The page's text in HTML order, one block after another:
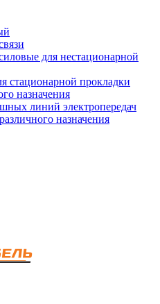
для нестационарной
стационарной прокладки
назначения
линий электропередач
назначения